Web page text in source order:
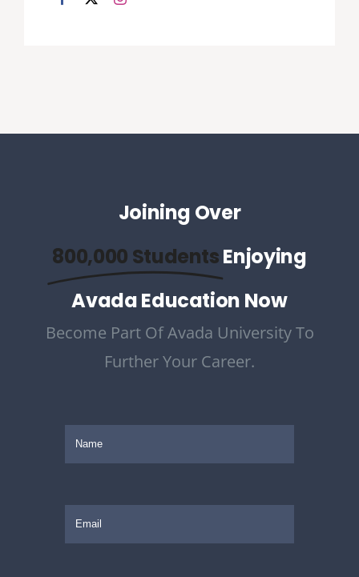
Joining Over
800,000 StudentsEnjoying
Avada Education Now
Become Part Of Avada University To
Further Your Career.